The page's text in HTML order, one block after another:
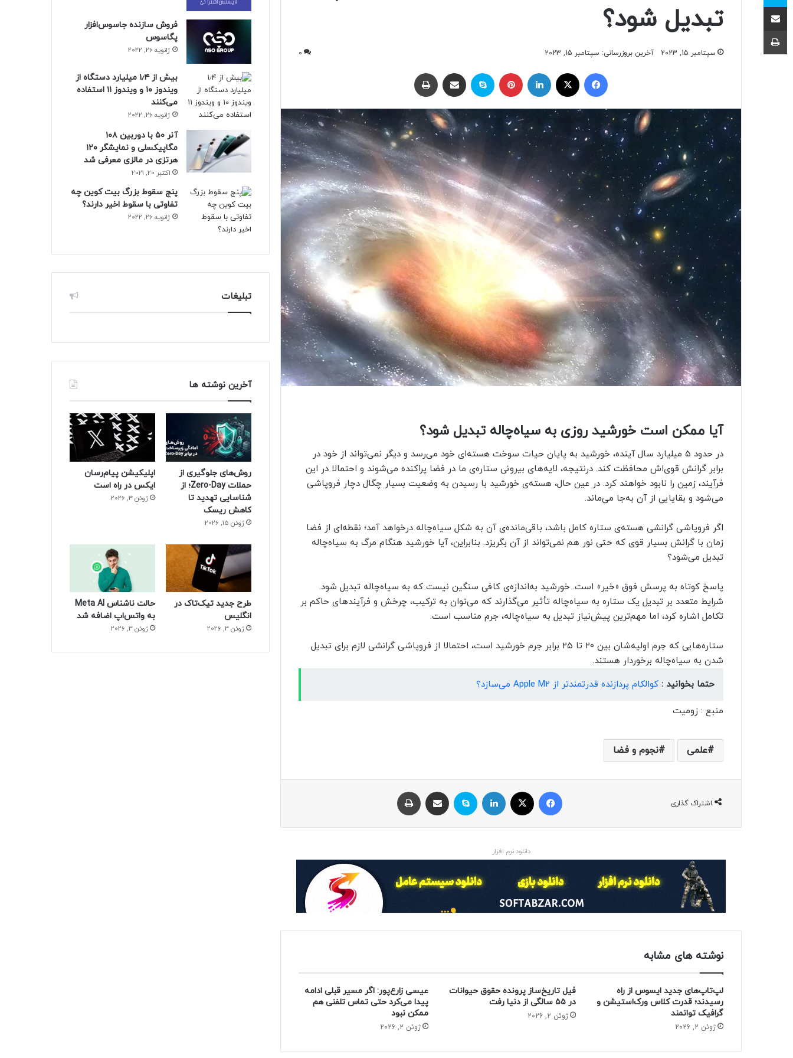
تبدیل شود؟
سپتامبر 15, 2023 آخرین بروزرسانی: سپتامبر 15, 2023 0
ایکس
آیا ممکن است خورشید روزی به سیاه‌چاله تبدیل شود؟
در حدود ۵ میلیارد سال آینده، خورشید به پایان حیات سوخت هسته‌ای خود می‌رسد و دیگر نمی‌تواند از خود در
برابر گرانش قوی‌اش محافظت کند. درنتیجه، لایه‌های بیرونی ستاره‌ی ما در فضا پراکنده می‌شوند و احتمالا در این
فرآیند، زمین را نابود خواهند کرد. در عین حال، هسته‌ی خورشید با رسیدن به وضعیت بسیار چگال دچار فروپاشی
می‌شود و بقایایی از آن به‌جا می‌ماند.
اگر فروپاشی گرانشی هسته‌ی ستاره کامل باشد، باقی‌مانده‌ی آن به شکل سیاه‌چاله درخواهد آمد؛ نقطه‌ای از فضا
زمان با گرانش بسیار قوی که حتی نور هم نمی‌تواند از آن بگریزد. بنابراین، آیا خورشید هنگام مرگ به سیاه‌چاله
تبدیل می‌شود؟
پاسخ کوتاه به پرسش فوق «خیر» است. خورشید به‌اندازه‌ی کافی سنگین نیست که به سیاه‌چاله تبدیل شود.
شرایط متعدد بر تبدیل یک ستاره به سیاه‌چاله تأثیر می‌گذارند که می‌توان به ترکیب، چرخش و فرآیندهای حاکم بر
تکامل اشاره کرد، اما مهم‌ترین پیش‌نیاز تبدیل به سیاه‌چاله، جرم مناسب است.
ستاره‌هایی که جرم اولیه‌شان بین ۲۰ تا ۲۵ برابر جرم خورشید است، احتمالا از فروپاشی گرانشی لازم برای تبدیل
شدن به سیاه‌چاله برخوردار هستند.
حتما بخوانید : کوالکام پردازنده قدرتمندتر از Apple M2 می‌سازد؟
منبع : زومیت
علمی نجوم و فضا
اشتراک گذاری
ایکس
دانلود نرم افزار
نوشته های مشابه
لپ‌تاپ‌های جدید ایسوس از راه
رسیدند؛ قدرت کلاس ورک‌استیشن و
گرافیک توانمند
ژوئن 2, 2026
فیل تاریخ‌ساز پرونده حقوق حیوانات
در ۵۵ سالگی از دنیا رفت
ژوئن 2, 2026
عیسی زارع‌پور: اگر مسیر قبلی ادامه
پیدا می‌کرد حتی تماس تلفنی هم
ممکن نبود
ژوئن 2, 2026
فروش سازنده جاسوس‌افزار
پگاسوس
ژانویه 26, 2022
بیش از ۱٫۴ میلیارد دستگاه از
ویندوز ۱۰ و ویندوز ۱۱ استفاده
می‌کنند
ژانویه 26, 2022
آنر ۵۰ با دوربین ۱۰۸
مگاپیکسلی و نمایشگر ۱۲۰
هرتزی در مالزی معرفی شد
اکتبر 20, 2021
پنج سقوط بزرگ بیت کوین چه
تفاوتی با سقوط اخیر دارند؟
ژانویه 26, 2022
تبلیغات
آخرین نوشته ها
روش‌های جلوگیری از
حملات Zero-Day؛ از
شناسایی تهدید تا
کاهش ریسک
ژوئن 15, 2026
اپلیکیشن پیام‌رسان
ایکس در راه است
ژوئن 3, 2026
طرح جدید تیک‌تاک در
انگلیس
ژوئن 3, 2026
حالت ناشناس Meta AI
به واتس‌اپ اضافه شد
ژوئن 3, 2026